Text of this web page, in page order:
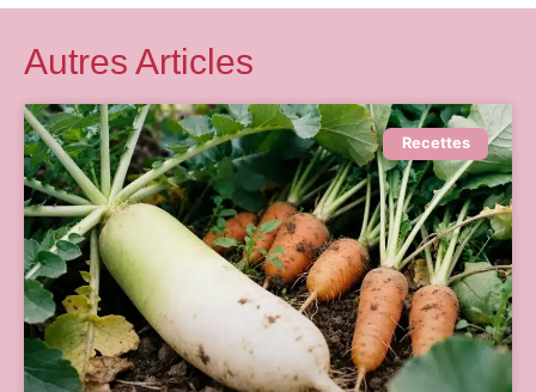
Autres Articles
Recettes